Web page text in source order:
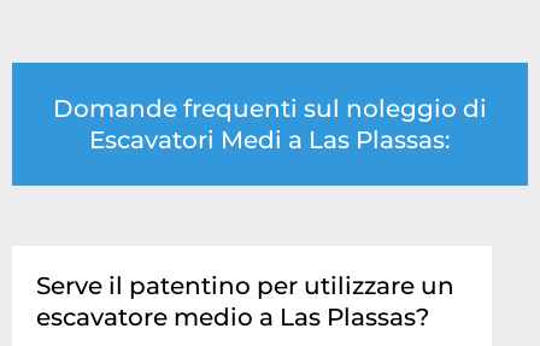
Domande frequenti sul noleggio di
Escavatori Medi a Las Plassas:
Serve il patentino per utilizzare un
escavatore medio a Las Plassas?